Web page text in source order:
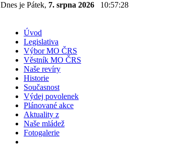
Dnes je Pátek, 7. srpna 2026 10:57:29
Úvod
Legislativa
Výbor MO ČRS
Věstník MO ČRS
Naše revíry
Historie
Současnost
Výdej povolenek
Plánované akce
Aktuality z
Naše mládež
Fotogalerie